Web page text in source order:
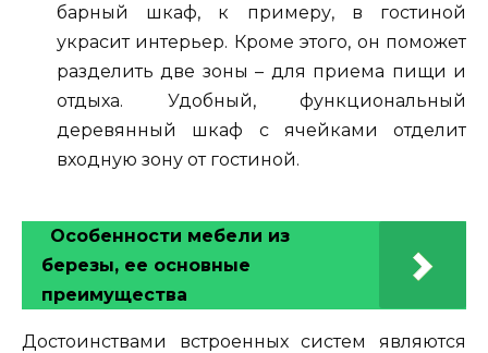
барный шкаф, к примеру, в гостиной
украсит интерьер. Кроме этого, он поможет
разделить две зоны – для приема пищи и
отдыха. Удобный, функциональный
деревянный шкаф с ячейками отделит
входную зону от гостиной.
Особенности мебели из
березы, ее основные
преимущества
Достоинствами встроенных систем являются